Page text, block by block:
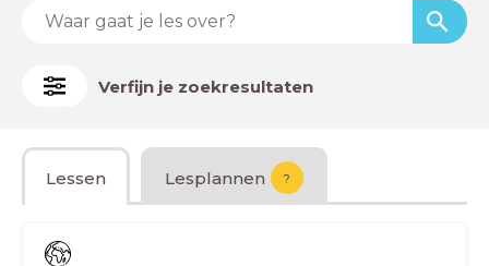
Verfijn je zoekresultaten
Lessen Lesplannen ?